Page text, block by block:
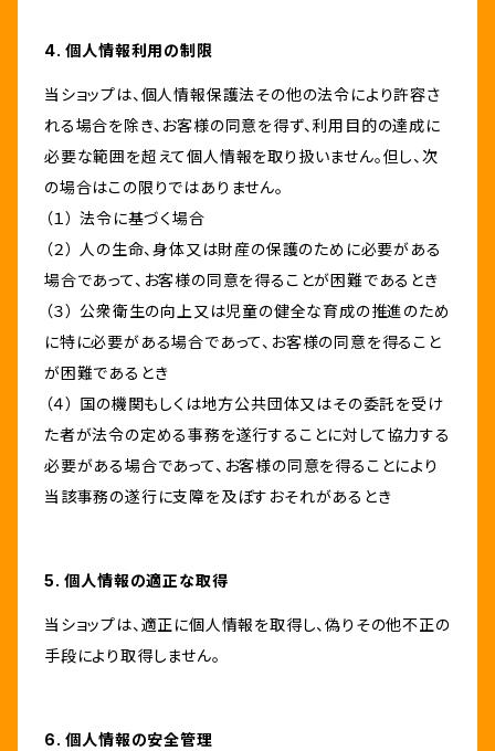
4. 個人情報利用の制限
当ショップは、個人情報保護法その他の法令により許容さ
れる場合を除き、お客様の同意を得ず、利用目的の達成に
必要な範囲を超えて個人情報を取り扱いません。但し、次
の場合はこの限りではありません。
（１） 法令に基づく場合
（２） 人の生命、身体又は財産の保護のために必要がある
場合であって、お客様の同意を得ることが困難であるとき
（３） 公衆衛生の向上又は児童の健全な育成の推進のため
に特に必要がある場合であって、お客様の同意を得ること
が困難であるとき
（４） 国の機関もしくは地方公共団体又はその委託を受け
た者が法令の定める事務を遂行することに対して協力する
必要がある場合であって、お客様の同意を得ることにより
当該事務の遂行に支障を及ぼすおそれがあるとき
5. 個人情報の適正な取得
当ショップは、適正に個人情報を取得し、偽りその他不正の
手段により取得しません。
6. 個人情報の安全管理